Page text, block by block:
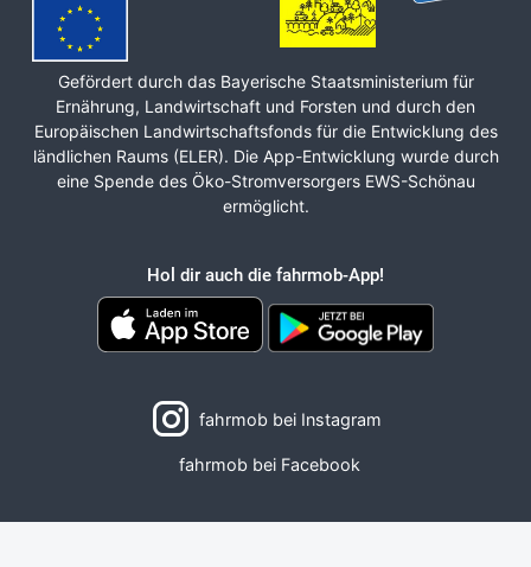
Gefördert durch das Bayerische Staats­ministerium für
Ernährung, Land­wirt­schaft und Forsten und durch den
Europäischen Land­wirt­schafts­fonds für die Ent­wicklung des
ländlichen Raums (ELER). Die App-Entwicklung wurde durch
eine Spende des Öko-Stromversorgers EWS-Schönau
ermöglicht.
Hol dir auch die fahrmob-App!
fahrmob bei Instagram
fahrmob bei Facebook